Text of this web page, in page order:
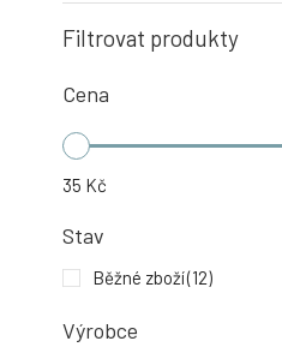
Filtrovat produkty
Cena
35 Kč
Stav
Běžné zboží(12)
Výrobce